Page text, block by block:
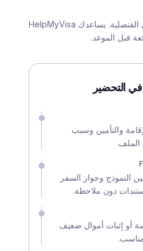
القرار النهائي يبقى دائمًا لدى القنصلية. يساعدك HelpMyVisa
قبل الموعد.
التحضير
والتأمين وسبب
الملف.
النموذج وجواز السفر
دون ملاحظة.
أو إثبات أموال ضعيف